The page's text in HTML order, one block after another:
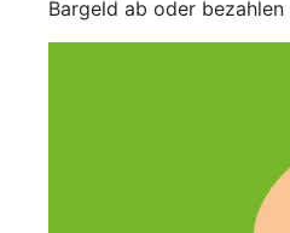
Bargeld ab oder